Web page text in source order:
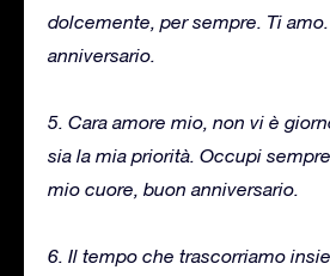
dolcemente, per sempre. Ti
anniversario.
5. Cara amore mio, non vi è
sia la mia priorità. Occupi
mio cuore, buon anniversario.
6. Il tempo che trascorriamo